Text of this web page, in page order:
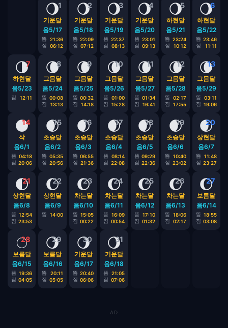
1
🌖
기운달
음5/17
뜸
21:36
짐
06:12
2
🌖
기운달
음5/18
뜸 22:09
짐 07:12
3
🌖
기운달
음5/19
뜸 22:37
짐
08:13
4
🌖
기운달
음5/20
뜸 23:01
짐 09:13
5
🌖
하현달
음5/21
뜸 23:24
짐
10:12
6
🌖
하현달
음5/22
뜸 23:46
짐
11:11
7
🌗
하현달
음5/23
짐 12:11
8
🌘
그믐달
음5/24
뜸 00:08
짐
13:13
9
🌘
그믐달
음5/25
뜸 00:32
짐
14:18
10
🌘
그믐달
음5/26
뜸
01:00
짐
15:28
11
🌘
그믐달
음5/27
뜸 01:34
짐
16:41
12
🌘
그믐달
음5/28
뜸
02:17
짐
17:55
13
🌘
그믐달
음5/29
뜸
03:11
짐 19:06
14
🌑
삭
음6/1
뜸 04:18
짐 20:06
15
🌒
초승달
음6/2
뜸 05:35
짐 20:56
16
🌒
초승달
음6/3
뜸 06:55
짐 21:36
17
🌒
초승달
음6/4
뜸
08:14
짐 22:08
18
🌒
초승달
음6/5
뜸 09:29
짐 22:36
19
🌒
초승달
음6/6
뜸
10:40
짐 23:02
20
🌒
상현달
음6/7
뜸
11:48
짐 23:27
21
🌓
상현달
음6/8
뜸 12:54
짐 23:53
22
🌔
상현달
음6/9
뜸 14:00
23
🌔
차는달
음6/10
뜸 15:05
짐 00:22
24
🌔
차는달
음6/11
뜸
16:09
짐 00:54
25
🌔
차는달
음6/12
뜸
17:10
짐 01:32
26
🌔
차는달
음6/13
뜸
18:06
짐
02:17
27
🌔
보름달
음6/14
뜸 18:55
짐 03:08
28
🌕
보름달
음6/15
뜸 19:36
짐 04:05
29
🌖
보름달
음6/16
뜸
20:11
짐 05:05
30
🌖
기운달
음6/17
뜸 20:40
짐 06:06
31
🌖
기운달
음6/18
뜸
21:05
짐 07:06
AD